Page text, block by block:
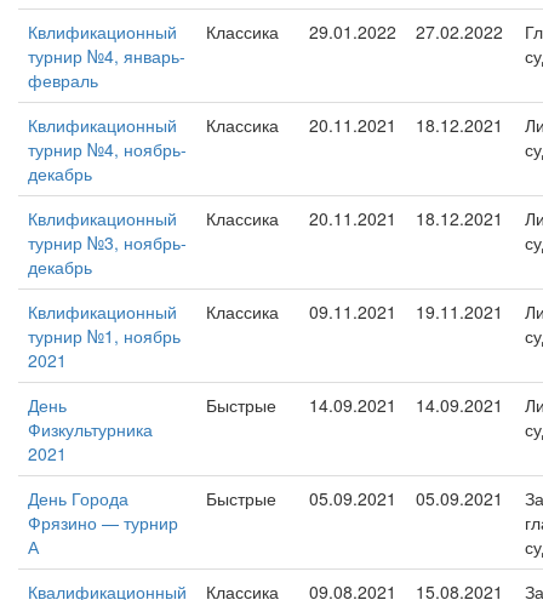
Квлификационный
турнир №4, январь-
февраль
Классика 29.01.2022 27.02.2022
Квлификационный
турнир №4, ноябрь-
декабрь
Классика 20.11.2021 18.12.2021
Квлификационный
турнир №3, ноябрь-
декабрь
Классика 20.11.2021 18.12.2021
Квлификационный
турнир №1, ноябрь
2021
Классика 09.11.2021 19.11.2021
День
Физкультурника
2021
Быстрые 14.09.2021 14.09.2021
День Города
Фрязино — турнир
А
Быстрые 05.09.2021 05.09.2021
Квалификационный
Классика 09.08.2021 15.08.2021